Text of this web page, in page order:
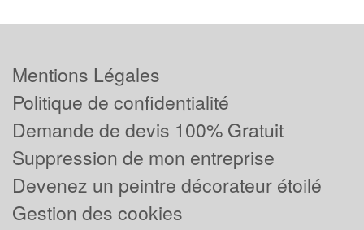
Mentions Légales
Politique de confidentialité
Demande de devis 100% Gratuit
Suppression de mon entreprise
Devenez un peintre décorateur étoilé
Gestion des cookies